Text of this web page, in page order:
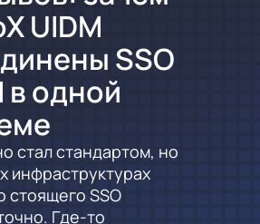
UIDM
SSO
в одной
стал стандартом, но
инфраструктурах
стоящего SSO
Где-то